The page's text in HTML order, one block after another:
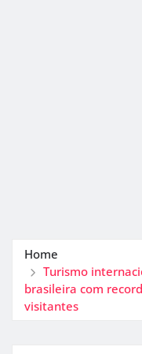
Home
Turismo
brasileira com
visitantes